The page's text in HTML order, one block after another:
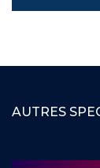
AUTRES